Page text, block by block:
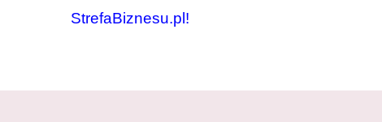
StrefaBiznesu.pl!